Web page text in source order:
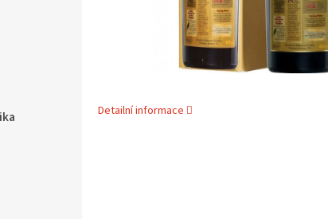
Detailní informace